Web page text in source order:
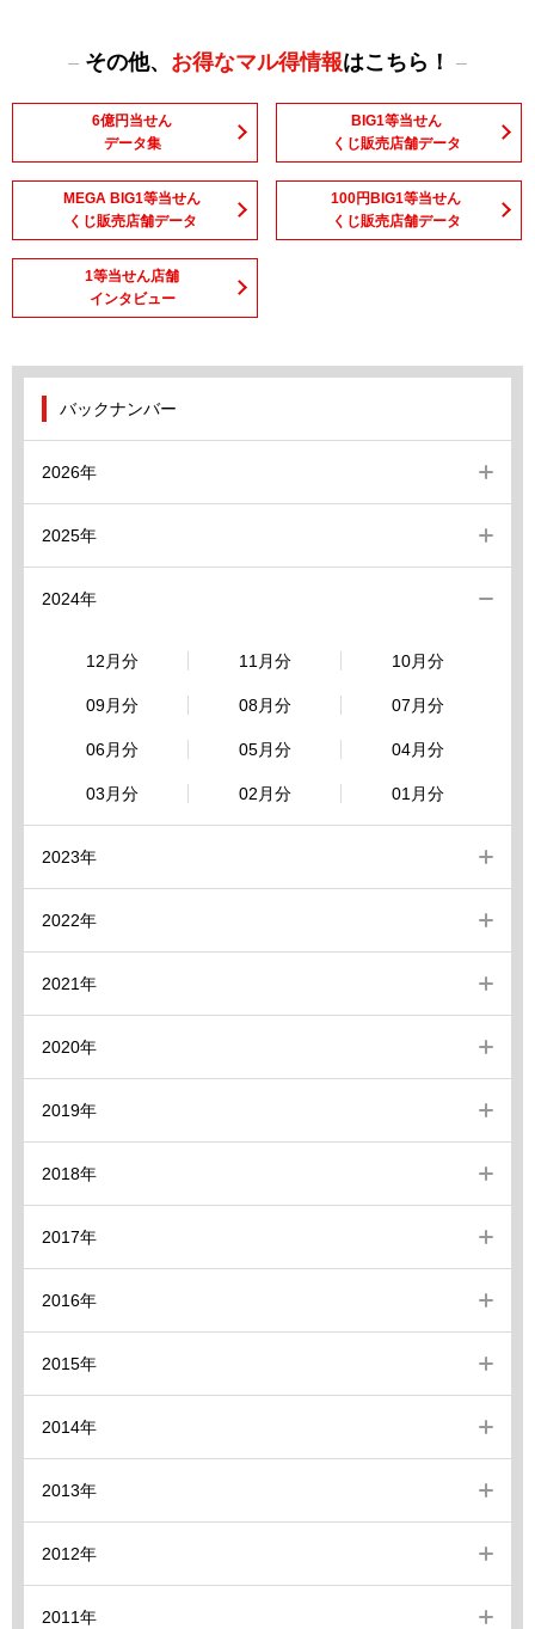
その他、 お得なマル得情報はこちら！
6億円当せん
データ集
BIG1等当せん
くじ販売店舗データ
MEGA BIG1等当せん
くじ販売店舗データ
100円BIG1等当せん
くじ販売店舗データ
1等当せん店舗
インタビュー
バックナンバー
2026年
2025年
2024年
12月分 11月分 10月分
09月分 08月分 07月分
06月分 05月分 04月分
03月分 02月分 01月分
2023年
2022年
2021年
2020年
2019年
2018年
2017年
2016年
2015年
2014年
2013年
2012年
2011年